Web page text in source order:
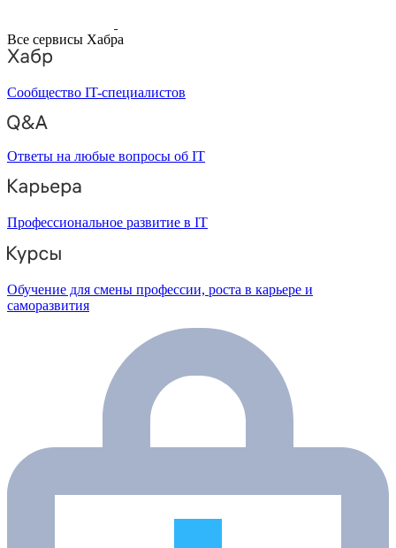
Все сервисы Хабра
Сообщество IT-специалистов
Ответы на любые вопросы об IT
Профессиональное развитие в IT
Обучение для смены профессии, роста в карьере и
саморазвития